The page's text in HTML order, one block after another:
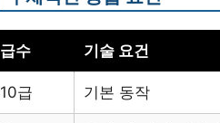
급수 기술 요건
10급 기본 동작